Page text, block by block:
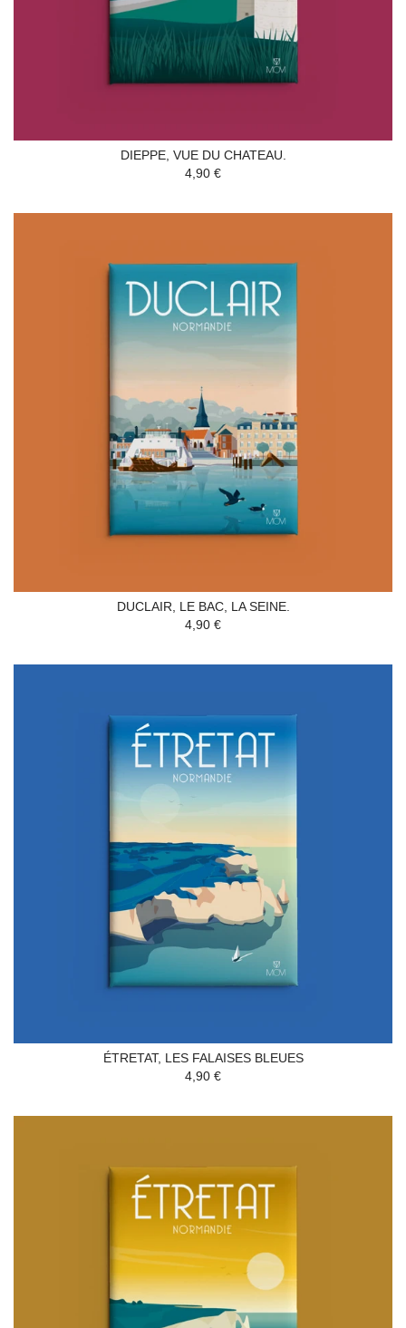
DIEPPE, VUE DU CHATEAU.
4,90 €
DUCLAIR, LE BAC, LA SEINE.
4,90 €
ÉTRETAT, LES FALAISES BLEUES
4,90 €